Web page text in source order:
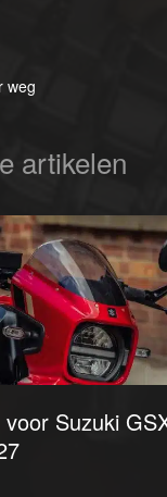
weg
artikelen
Suzuki